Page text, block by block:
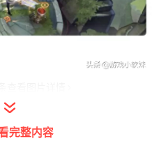
河童的主播（以前和候
在一局Rank中同时排
完整内容